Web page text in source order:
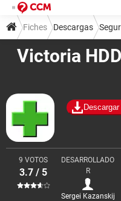
Victoria
9 VOTOS
3.7 / 5
DESARROLLADO
R
Sergei Kazanskij
Fiches Descargas
Monitorización y diagnóstico